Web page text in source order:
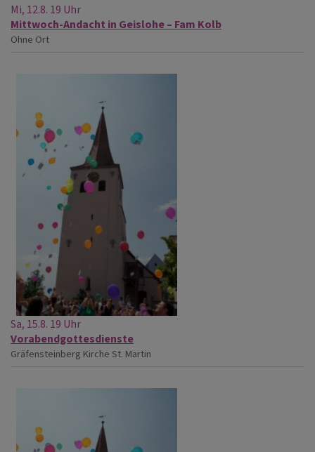
Mi, 12.8. 19 Uhr
Mittwoch-Andacht in Geislohe – Fam Kolb
Ohne Ort
Sa, 15.8. 19 Uhr
Vorabendgottesdienste
Gräfensteinberg Kirche St. Martin